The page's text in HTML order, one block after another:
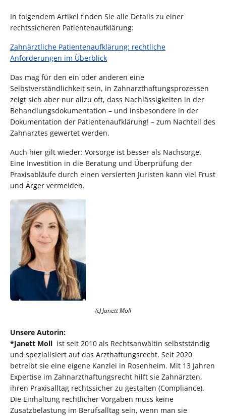
In folgendem Artikel finden Sie alle Details zu einer
rechtssicheren Patientenaufklärung:
Zahnärztliche Patientenaufklärung: rechtliche
Anforderungen im Überblick
Das mag für den ein oder anderen eine
Selbstverständlichkeit sein, in Zahnarzthaftungsprozessen
zeigt sich aber nur allzu oft, dass Nachlässigkeiten in der
Behandlungsdokumentation – und insbesondere in der
Dokumentation der Patientenaufklärung! – zum Nachteil des
Zahnarztes gewertet werden.
Auch hier gilt wieder: Vorsorge ist besser als Nachsorge.
Eine Investition in die Beratung und Überprüfung der
Praxisabläufe durch einen versierten Juristen kann viel Frust
und Ärger vermeiden.
(c) Janett Moll
Unsere Autorin:
*Janett Moll ist seit 2010 als Rechtsanwältin selbstständig
und spezialisiert auf das Arzthaftungsrecht. Seit 2020
betreibt sie eine eigene Kanzlei in Rosenheim. Mit 13 Jahren
Expertise im Zahnarzthaftungsrecht hilft sie Zahnärzten,
ihren Praxisalltag rechtssicher zu gestalten (Compliance).
Die Einhaltung rechtlicher Vorgaben muss keine
Zusatzbelastung im Berufsalltag sein, wenn man sie